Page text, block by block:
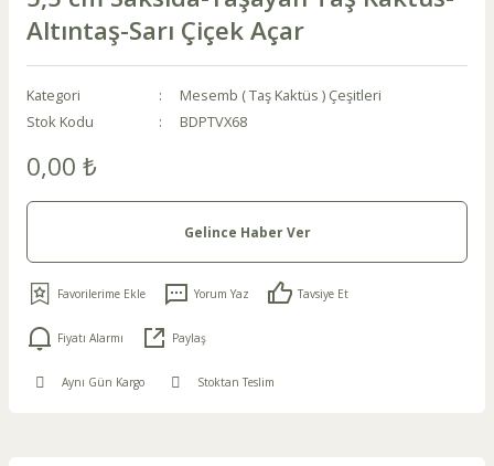
Altıntaş-Sarı Çiçek Açar
Kategori
Mesemb ( Taş Kaktüs ) Çeşitleri
Stok Kodu
BDPTVX68
0,00 ₺
Gelince Haber Ver
Yorum Yaz Tavsiye Et
Fiyatı Alarmı Paylaş
Aynı Gün Kargo Stoktan Teslim